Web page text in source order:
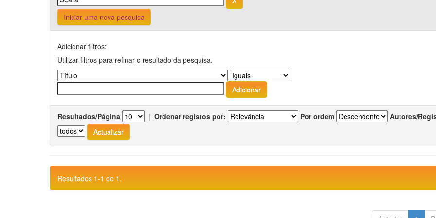
Iniciar uma nova pesquisa
Adicionar filtros:
Utilizar filtros para refinar o resultado da pesquisa.
Resultados/Página | Ordenar registos por: Por ordem Autores/
Resultados 1-1 de 1.